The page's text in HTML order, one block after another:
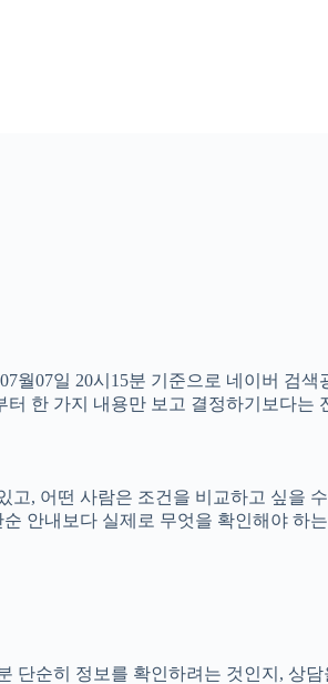
07일 20시15분 기준으로 네이버 검
한 가지 내용만 보고 결정하기보다는
, 어떤 사람은 조건을 비교하고 싶을
안내보다 실제로 무엇을 확인해야 하
단순히 정보를 확인하려는 것인지, 상